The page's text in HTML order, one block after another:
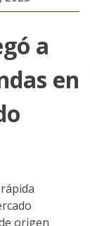
a
en
origen